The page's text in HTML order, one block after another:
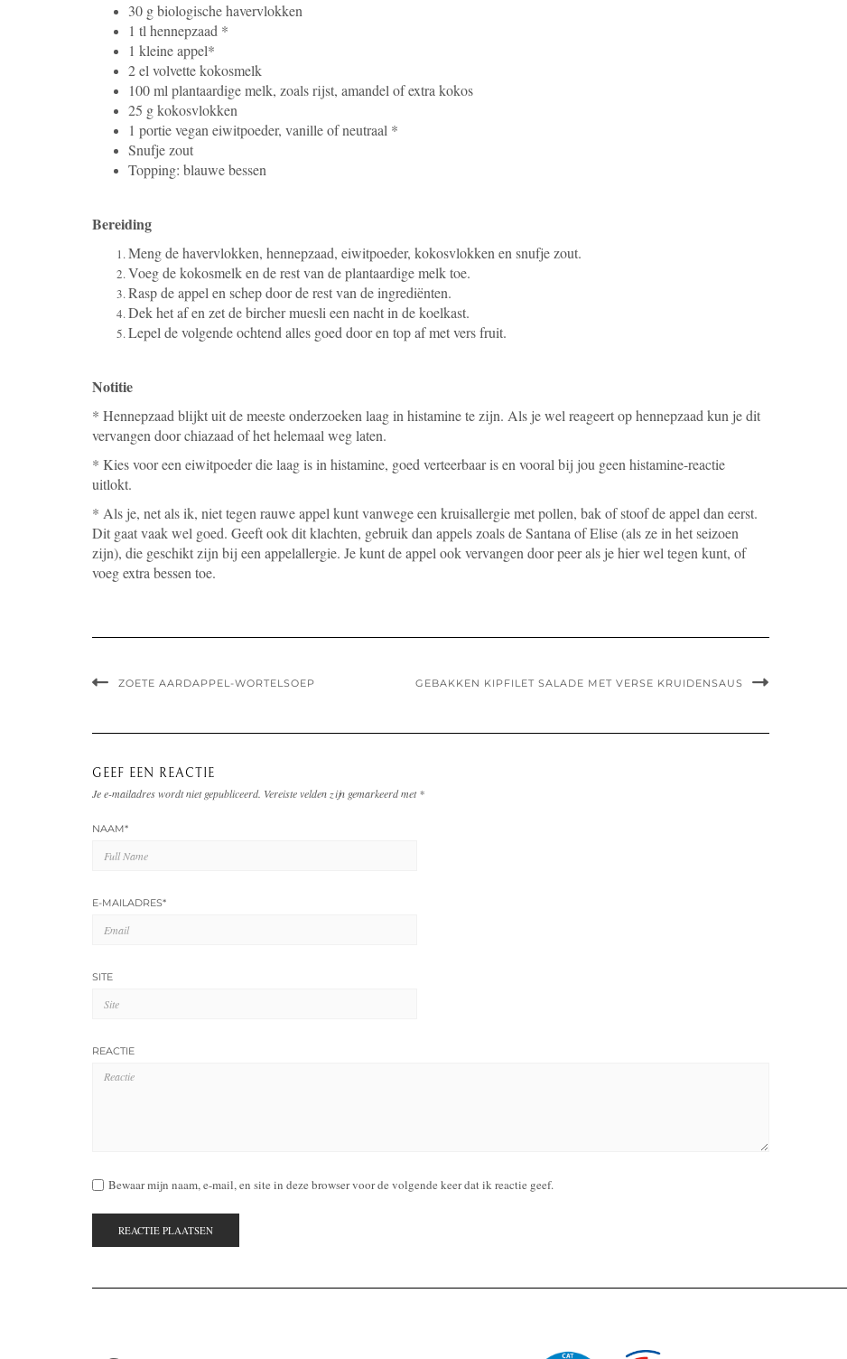
30 g biologische havervlokken
1 tl hennepzaad *
1 kleine appel*
2 el volvette kokosmelk
100 ml plantaardige melk, zoals rijst, amandel of extra kokos
25 g kokosvlokken
1 portie vegan eiwitpoeder, vanille of neutraal *
Snufje zout
Topping: blauwe bessen
Bereiding
Meng de havervlokken, hennepzaad, eiwitpoeder, kokosvlokken en snufje zout.
Voeg de kokosmelk en de rest van de plantaardige melk toe.
Rasp de appel en schep door de rest van de ingrediënten.
Dek het af en zet de bircher muesli een nacht in de koelkast.
Lepel de volgende ochtend alles goed door en top af met vers fruit.
Notitie
* Hennepzaad blijkt uit de meeste onderzoeken laag in histamine te zijn. Als je wel reageert op hennepzaad kun je dit
vervangen door chiazaad of het helemaal weg laten.
* Kies voor een eiwitpoeder die laag is in histamine, goed verteerbaar is en vooral bij jou geen histamine-reactie
uitlokt.
* Als je, net als ik, niet tegen rauwe appel kunt vanwege een kruisallergie met pollen, bak of stoof de appel dan eerst.
Dit gaat vaak wel goed. Geeft ook dit klachten, gebruik dan appels zoals de Santana of Elise (als ze in het seizoen
zijn), die geschikt zijn bij een appelallergie. Je kunt de appel ook vervangen door peer als je hier wel tegen kunt, of
voeg extra bessen toe.
ZOETE AARDAPPEL-WORTELSOEP GEBAKKEN KIPFILET SALADE MET VERSE KRUIDENSAUS
GEEF EEN REACTIE
Je e-mailadres wordt niet gepubliceerd. Vereiste velden zijn gemarkeerd met*
NAAM*
E-MAILADRES*
SITE
REACTIE
Bewaar mijn naam, e-mail, en site in deze browser voor de volgende keer dat ik reactie geef.